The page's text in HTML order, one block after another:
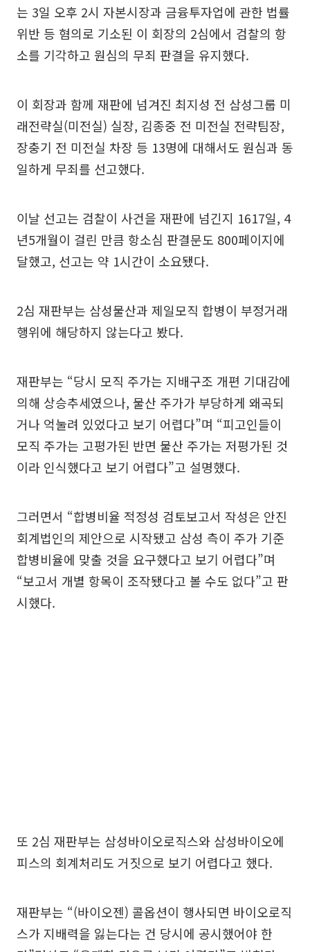
는 3일 오후 2시 자본시장과 금융투자업에 관한 법률
위반 등 혐의로 기소된 이 회장의 2심에서 검찰의 항
소를 기각하고 원심의 무죄 판결을 유지했다.
이 회장과 함께 재판에 넘겨진 최지성 전 삼성그룹 미
래전략실(미전실) 실장, 김종중 전 미전실 전략팀장,
장충기 전 미전실 차장 등 13명에 대해서도 원심과 동
일하게 무죄를 선고했다.
이날 선고는 검찰이 사건을 재판에 넘긴지 1617일, 4
년5개월이 걸린 만큼 항소심 판결문도 800페이지에
달했고, 선고는 약 1시간이 소요됐다.
2심 재판부는 삼성물산과 제일모직 합병이 부정거래
행위에 해당하지 않는다고 봤다.
재판부는 “당시 모직 주가는 지배구조 개편 기대감에
의해 상승추세였으나, 물산 주가가 부당하게 왜곡되
거나 억눌려 있었다고 보기 어렵다”며 “피고인들이
모직 주가는 고평가된 반면 물산 주가는 저평가된 것
이라 인식했다고 보기 어렵다”고 설명했다.
그러면서 “합병비율 적정성 검토보고서 작성은 안진
회계법인의 제안으로 시작됐고 삼성 측이 주가 기준
합병비율에 맞출 것을 요구했다고 보기 어렵다”며
“보고서 개별 항목이 조작됐다고 볼 수도 없다”고 판
시했다.
또 2심 재판부는 삼성바이오로직스와 삼성바이오에
피스의 회계처리도 거짓으로 보기 어렵다고 했다.
재판부는 “(바이오젠) 콜옵션이 행사되면 바이오로직
스가 지배력을 잃는다는 건 당시에 공시했어야 한